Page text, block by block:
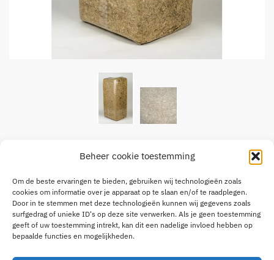
Beheer cookie toestemming
Om de beste ervaringen te bieden, gebruiken wij technologieën zoals
cookies om informatie over je apparaat op te slaan en/of te raadplegen.
Door in te stemmen met deze technologieën kunnen wij gegevens zoals
surfgedrag of unieke ID's op deze site verwerken. Als je geen toestemming
geeft of uw toestemming intrekt, kan dit een nadelige invloed hebben op
bepaalde functies en mogelijkheden.
Gehakseld Stro 20kg
Fijn gehakseld stro tot 3 – 4 cm
Perfect als strooisel in de stal, gemakkelijk los te schudden.
Bij aankoop van het gehele palette (30stuks) de prijs is €6.50 per
stuk.
Gehakseld